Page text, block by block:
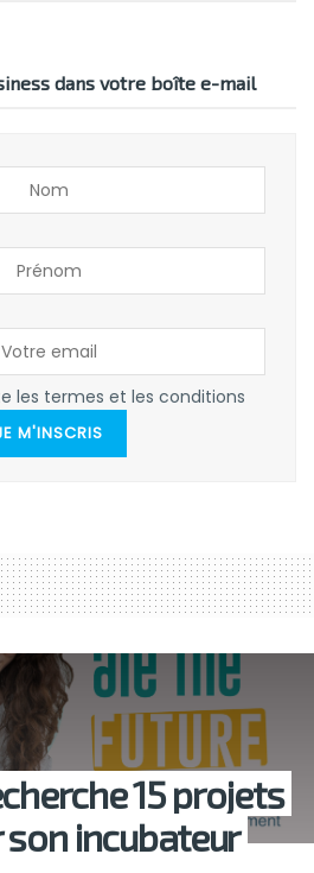
dans votre boîte e-mail
les termes et les conditions
M'INSCRIS
15 projets
incubateur